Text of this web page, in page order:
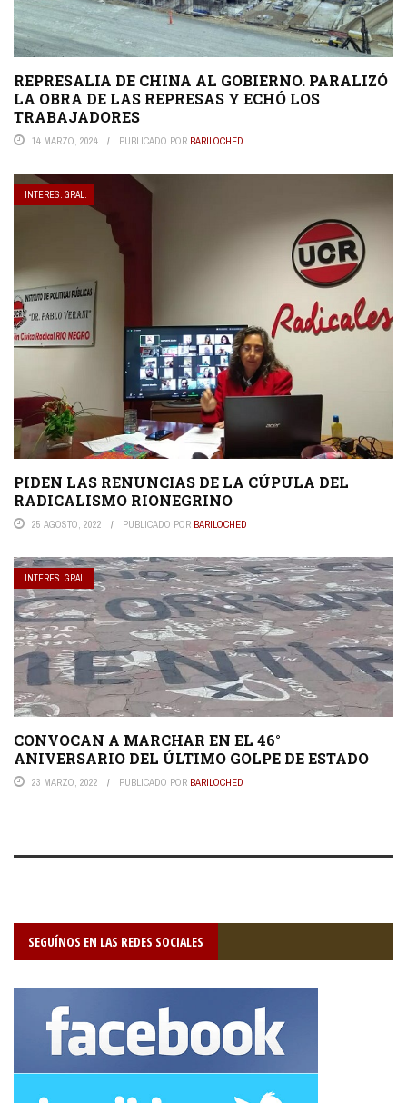
REPRESALIA DE CHINA AL GOBIERNO. PARALIZÓ
LA OBRA DE LAS REPRESAS Y ECHÓ LOS
TRABAJADORES
14 MARZO, 2024 PUBLICADO POR BARILOCHED
INTERES. GRAL.
PIDEN LAS RENUNCIAS DE LA CÚPULA DEL
RADICALISMO RIONEGRINO
25 AGOSTO, 2022 PUBLICADO POR BARILOCHED
INTERES. GRAL.
CONVOCAN A MARCHAR EN EL 46°
ANIVERSARIO DEL ÚLTIMO GOLPE DE ESTADO
23 MARZO, 2022 PUBLICADO POR BARILOCHED
SEGUÍNOS EN LAS REDES SOCIALES